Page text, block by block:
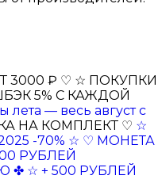
3000 ₽ ♡ ☆ ПОКУПКИ
5% С КАЖДОЙ
— весь август с
НА КОМПЛЕКТ ♡ ☆
-70% ☆ ♡ МОНЕТА
РУБЛЕЙ
✤ ☆ + 500 РУБЛЕЙ